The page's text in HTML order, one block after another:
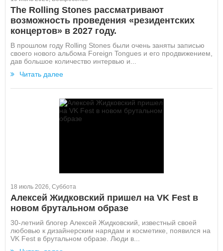
The Rolling Stones рассматривают
возможность проведения «резидентских
концертов» в 2027 году.
В прошлом году Rolling Stones были очень заняты записью
своего нового альбома Foreign Tongues и его продвижением,
дав большое количество интервью и...
Читать далее
18 июль 2026, Суббота
Алексей Жидковский пришел на VK Fest в
новом брутальном образе
30-летний блогер Алексей Жидковский, известный своей
любовью к дизайнерским нарядам и косметике, появился на
VK Fest в брутальном образе. Люди в...